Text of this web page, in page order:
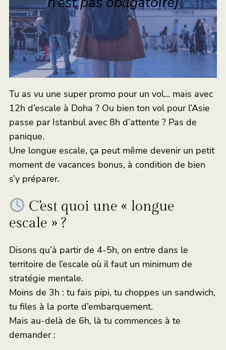
Tu as vu une super promo pour un vol… mais avec
12h d’escale à Doha ? Ou bien ton vol pour l’Asie
passe par Istanbul avec 8h d’attente ? Pas de
panique.
Une longue escale, ça peut même devenir un petit
moment de vacances bonus, à condition de bien
s’y préparer.
C’est quoi une « longue
escale » ?
Disons qu’à partir de 4-5h, on entre dans le
territoire de l’escale où il faut un minimum de
stratégie mentale.
Moins de 3h : tu fais pipi, tu choppes un sandwich,
tu files à la porte d’embarquement.
Mais au-delà de 6h, là tu commences à te
demander :